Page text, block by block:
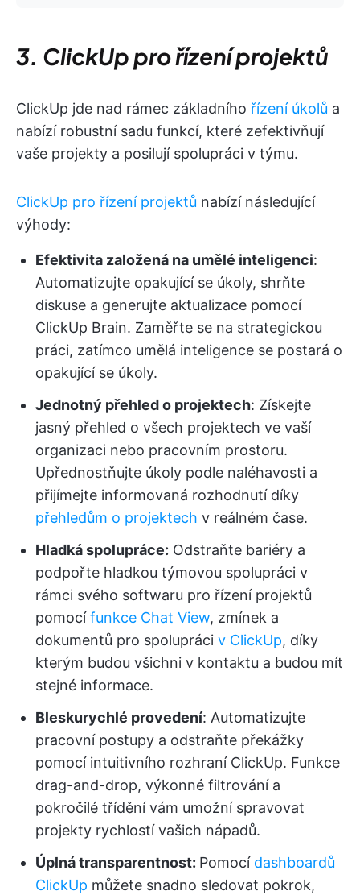
3. ClickUp pro řízení projektů
ClickUp jde nad rámec základního řízení úkolů a
nabízí robustní sadu funkcí, které zefektivňují
vaše projekty a posilují spolupráci v týmu.
ClickUp pro řízení projektů nabízí následující
výhody:
Efektivita založená na umělé inteligenci:
Automatizujte opakující se úkoly, shrňte
diskuse a generujte aktualizace pomocí
ClickUp Brain. Zaměřte se na strategickou
práci, zatímco umělá inteligence se postará o
opakující se úkoly.
Jednotný přehled o projektech: Získejte
jasný přehled o všech projektech ve vaší
organizaci nebo pracovním prostoru.
Upřednostňujte úkoly podle naléhavosti a
přijímejte informovaná rozhodnutí díky
přehledům o projektech v reálném čase.
Hladká spolupráce: Odstraňte bariéry a
podpořte hladkou týmovou spolupráci v
rámci svého softwaru pro řízení projektů
pomocífunkce Chat View, zmínek a
dokumentů pro spolupráci v ClickUp, díky
kterým budou všichni v kontaktu a budou mít
stejné informace.
Bleskurychlé provedení: Automatizujte
pracovní postupy a odstraňte překážky
pomocí intuitivního rozhraní ClickUp. Funkce
drag-and-drop, výkonné filtrování a
pokročilé třídění vám umožní spravovat
projekty rychlostí vašich nápadů.
Úplná transparentnost: Pomocí dashboardů
ClickUp můžete snadno sledovat pokrok,